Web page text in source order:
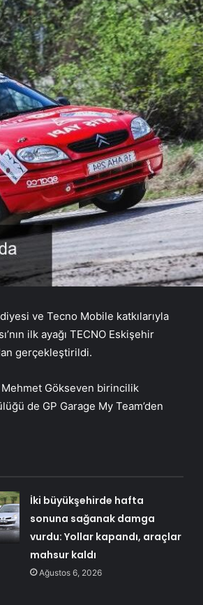
ve Tecno Mobile katkılarıyla
ilk ayağı TECNO Eskişehir
gerçekleştirildi.
Mehmet Gökseven birincilik
de GP Garage My Team’den
İki büyükşehirde hafta
sonuna sağanak damga
vurdu: Yollar kapandı, araçlar
mahsur kaldı
Ağustos 6, 2026